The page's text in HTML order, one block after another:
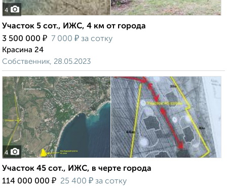
4
Участок 5 сот., ИЖС, 4 км от города
3 500 000 ₽ 7 000 ₽ за сотку
Красина 24
Собственник, 28.05.2023
4
Участок 45 сот., ИЖС, в черте города
114 000 000 ₽ 25 400 ₽ за сотку